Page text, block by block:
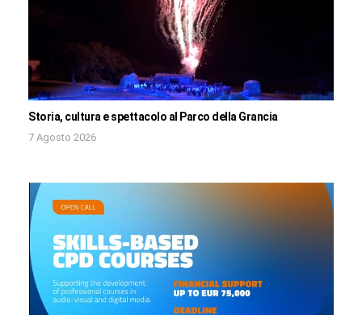
Storia, cultura e spettacolo al Parco della Grancia
7 Agosto 2026